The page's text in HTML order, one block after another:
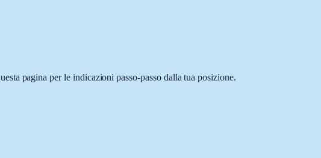
pagina per le indicazioni passo-passo dalla tua posizione.